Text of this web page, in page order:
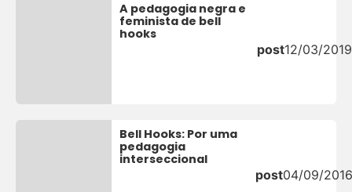
A pedagogia negra e
feminista de bell
hooks
post12/03/2019
Bell Hooks: Por uma
pedagogia
interseccional
post04/09/